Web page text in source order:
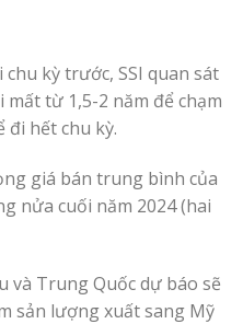
kỳ trước, SSI quan sát
từ 1,5-2 năm để chạm
đi hết chu kỳ.
giá bán trung bình của
nửa cuối năm 2024 (hai
và Trung Quốc dự báo sẽ
sản lượng xuất sang Mỹ